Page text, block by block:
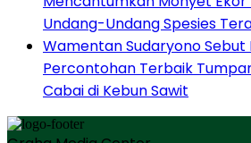
Undang-Undang Spesies
Wamentan Sudaryono Sebut
Percontohan Terbaik
Cabai di Kebun Sawit